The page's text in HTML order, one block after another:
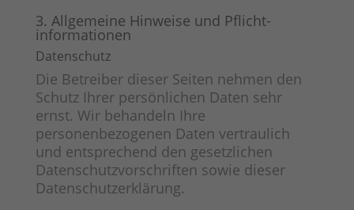
3. Allgemeine Hinweise und Pflicht­
informationen
Datenschutz
Die Betreiber dieser Seiten nehmen den
Schutz Ihrer persönlichen Daten sehr
ernst. Wir behandeln Ihre
personenbezogenen Daten vertraulich
und entsprechend den gesetzlichen
Datenschutzvorschriften sowie dieser
Datenschutzerklärung.